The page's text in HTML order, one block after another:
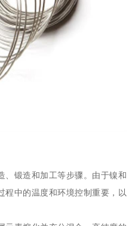
、锻造和加工等步骤。由于镍和
程中的温度和环境控制重要，以